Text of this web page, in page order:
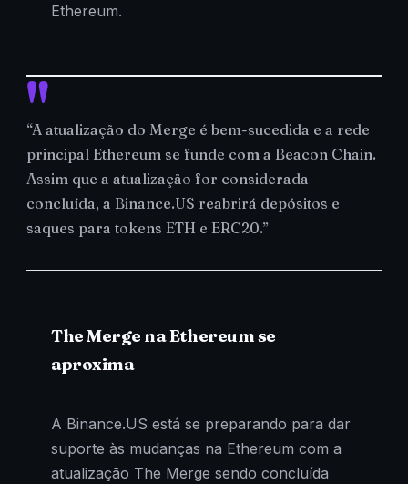
Ethereum.
“A atualização do Merge é bem-sucedida e a rede
principal Ethereum se funde com a Beacon Chain.
Assim que a atualização for considerada
concluída, a Binance.US reabrirá depósitos e
saques para tokens ETH e ERC20.”
The Merge na Ethereum se
aproxima
A Binance.US está se preparando para dar
suporte às mudanças na Ethereum com a
atualização The Merge sendo concluída